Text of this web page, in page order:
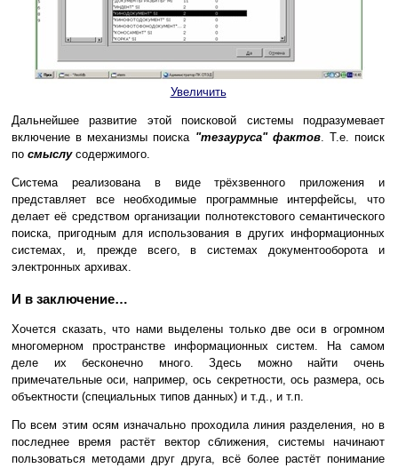
Увеличить
Дальнейшее развитие этой поисковой системы подразумевает
включение в механизмы поиска "тезауруса" фактов. Т.е. поиск
по смыслусодержимого.
Система реализована в виде трёхзвенного приложения и
представляет все необходимые программные интерфейсы, что
делает её средством организации полнотекстового семантического
поиска, пригодным для использования в других информационных
системах, и, прежде всего, в системах документооборота и
электронных архивах.
И в заключение…
Хочется сказать, что нами выделены только две оси в огромном
многомерном пространстве информационных систем. На самом
деле их бесконечно много. Здесь можно найти очень
примечательные оси, например, ось секретности, ось размера, ось
объектности (специальных типов данных) и т.д., и т.п.
По всем этим осям изначально проходила линия разделения, но в
последнее время растёт вектор сближения, системы начинают
пользоваться методами друг друга, всё более растёт понимание